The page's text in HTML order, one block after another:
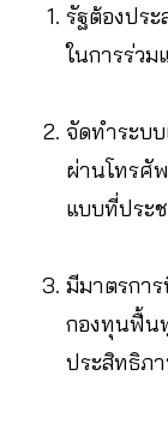
รัฐต้องปร
ในการร่ว
จัดทำระบ
ผ่านโทรศั
แบบที่ประ
มีมาตรกา
กองทุนฟื้น
ประสิทธิภ